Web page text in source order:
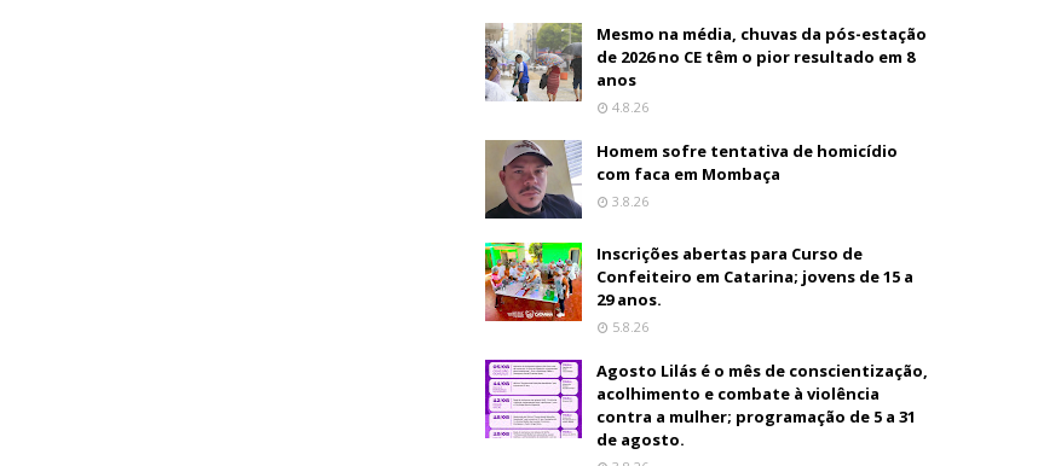
Mesmo na média, chuvas da pós-estação
de 2026 no CE têm o pior resultado em 8
anos
4.8.26
Homem sofre tentativa de homicídio
com faca em Mombaça
3.8.26
Inscrições abertas para Curso de
Confeiteiro em Catarina; jovens de 15 a
29 anos.
5.8.26
Agosto Lilás é o mês de conscientização,
acolhimento e combate à violência
contra a mulher; programação de 5 a 31
de agosto.